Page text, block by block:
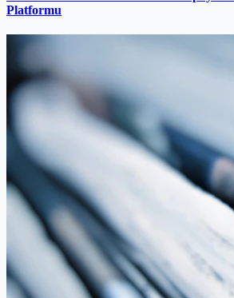
Platformu